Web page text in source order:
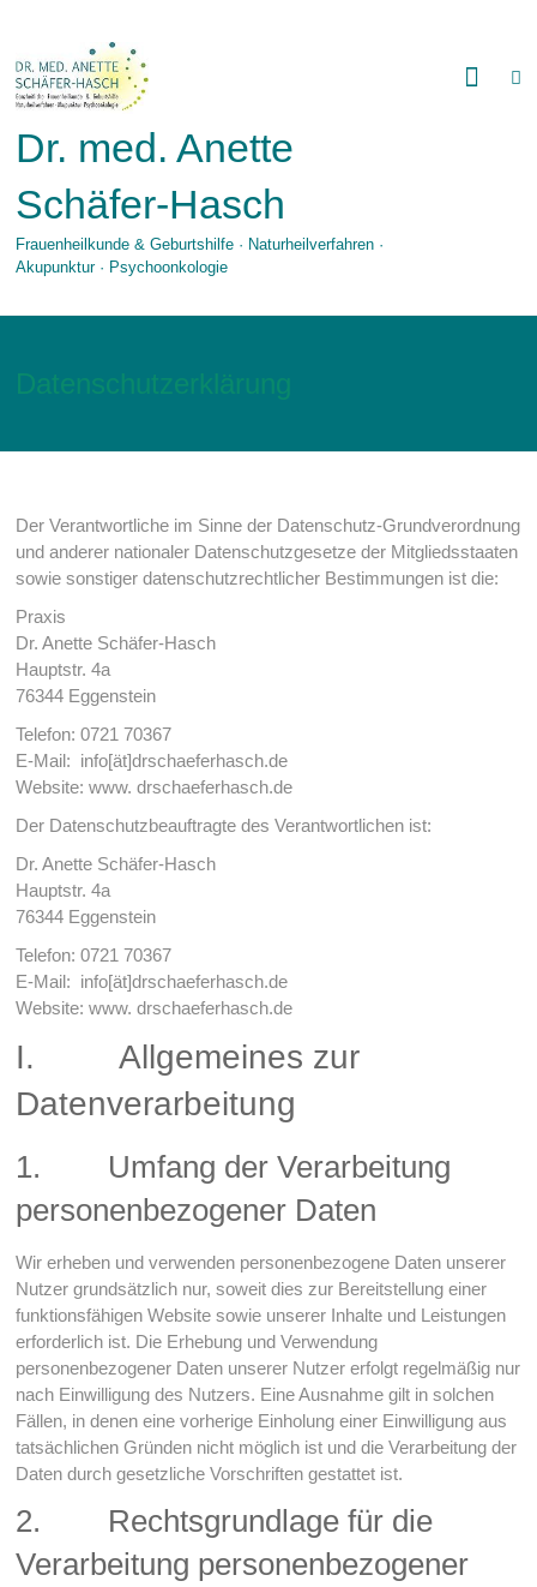
springen
Dr. med. Anette
Schäfer-Hasch
Frauenheilkunde & Geburtshilfe · Naturheilverfahren ·
Akupunktur · Psychoonkologie
Der Verantwortliche im Sinne der Datenschutz-Grundverordnung
und anderer nationaler Datenschutzgesetze der Mitgliedsstaaten
sowie sonstiger datenschutzrechtlicher Bestimmungen ist die:
Praxis
Dr. Anette Schäfer-Hasch
Hauptstr. 4a
76344 Eggenstein
Telefon: 0721 70367
E-Mail: info[ät]drschaeferhasch.de
Website: www. drschaeferhasch.de
Der Datenschutzbeauftragte des Verantwortlichen ist:
Dr. Anette Schäfer-Hasch
Hauptstr. 4a
76344 Eggenstein
Telefon: 0721 70367
E-Mail: info[ät]drschaeferhasch.de
Website: www. drschaeferhasch.de
I. Allgemeines zur
Datenverarbeitung
1. Umfang der Verarbeitung
personenbezogener Daten
Wir erheben und verwenden personenbezogene Daten unserer
Nutzer grundsätzlich nur, soweit dies zur Bereitstellung einer
funktionsfähigen Website sowie unserer Inhalte und Leistungen
erforderlich ist. Die Erhebung und Verwendung
personenbezogener Daten unserer Nutzer erfolgt regelmäßig nur
nach Einwilligung des Nutzers. Eine Ausnahme gilt in solchen
Fällen, in denen eine vorherige Einholung einer Einwilligung aus
tatsächlichen Gründen nicht möglich ist und die Verarbeitung der
Daten durch gesetzliche Vorschriften gestattet ist.
2. Rechtsgrundlage für die
Verarbeitung personenbezogener